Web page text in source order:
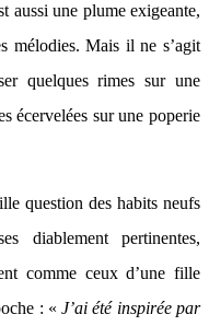
aussi une plume exigeante,
mélodies. Mais il ne s’agit
quelques rimes sur une
écervelées sur une poperie
question des habits neufs
diablement pertinentes,
comme ceux d’une fille
: «J’ai été inspirée par